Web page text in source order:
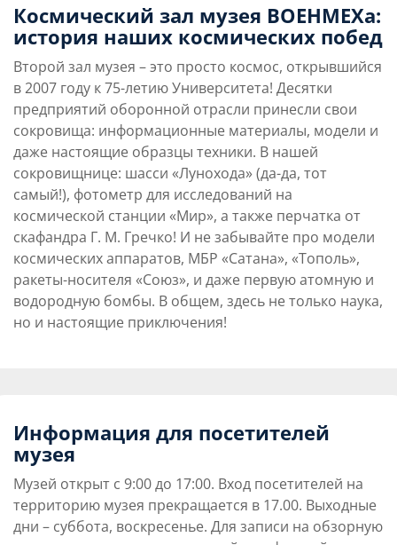
Космический зал музея ВОЕНМЕХа:
история наших космических побед
Второй зал музея – это просто космос, открывшийся
в 2007 году к 75-летию Университета! Десятки
предприятий оборонной отрасли принесли свои
сокровища: информационные материалы, модели и
даже настоящие образцы техники. В нашей
сокровищнице: шасси «Лунохода» (да-да, тот
самый!), фотометр для исследований на
космической станции «Мир», а также перчатка от
скафандра Г. М. Гречко! И не забывайте про модели
космических аппаратов, МБР «Сатана», «Тополь»,
ракеты-носителя «Союз», и даже первую атомную и
водородную бомбы. В общем, здесь не только наука,
но и настоящие приключения!
Информация для посетителей
музея
Музей открыт с 9:00 до 17:00. Вход посетителей на
территорию музея прекращается в 17.00. Выходные
дни – суббота, воскресенье. Для записи на обзорную